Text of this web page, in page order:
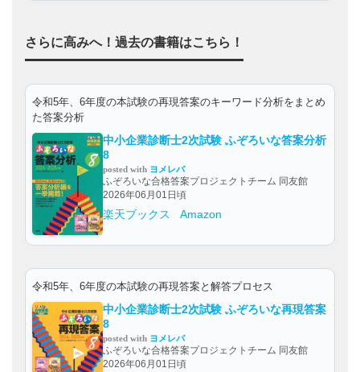
さらに高みへ！過去の書籍はこちら！
令和5年、6年度の本試験の再現答案のキーワード分析をまとめ
た答案分析
中小企業診断士2次試験 ふぞろいな答案分析
8
posted with ヨメレバ
ふぞろいな合格答案プロジェクトチーム 同友館
2026年06月01日頃
楽天ブックス Amazon
令和5年、6年度の本試験の再現答案と解答プロセス
中小企業診断士2次試験 ふぞろいな再現答案
8
posted with ヨメレバ
ふぞろいな合格答案プロジェクトチーム 同友館
2026年06月01日頃